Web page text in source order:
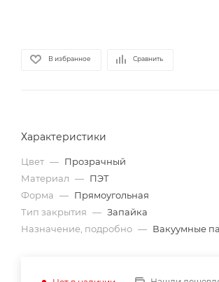
В избранное Сравнить
Характеристики
Цвет — Прозрачный
Материал — ПЭТ
Форма — Прямоугольная
Тип закрытия — Запайка
Назначение, подробно — Вакуумные